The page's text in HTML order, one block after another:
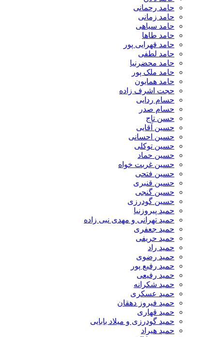
حامد رحمانی
حامد زمانی
حامد سیاهی
حامد طاها
حامد قهرایی پور
حامد لطفی
حامد محضرنیا
حامد ملک پور
حامد همایون
حجت اشرف زاده
حسام ردایی
حسام صدر
حسن تاج
حسین آقایی
حسین احسانی
حسین توکلی
حسین حماد
حسین غربت خواه
حسین فتحی
حسین قنبری
حسین گنجی
حسین گودرزی
حمید پیروزنیا
حمید تهرانی و مهدی نبی زاده
حمید جعفری
حمید حریفی
حمید راد
حمید رضوی
حمید رفیع پور
حمید رفیعی
حمید شکرانه
حمید عسکری
حمید فیروز دهقان
حمید قهاری
حمید گودرزی و میلاد بابایی
حمید هیراد